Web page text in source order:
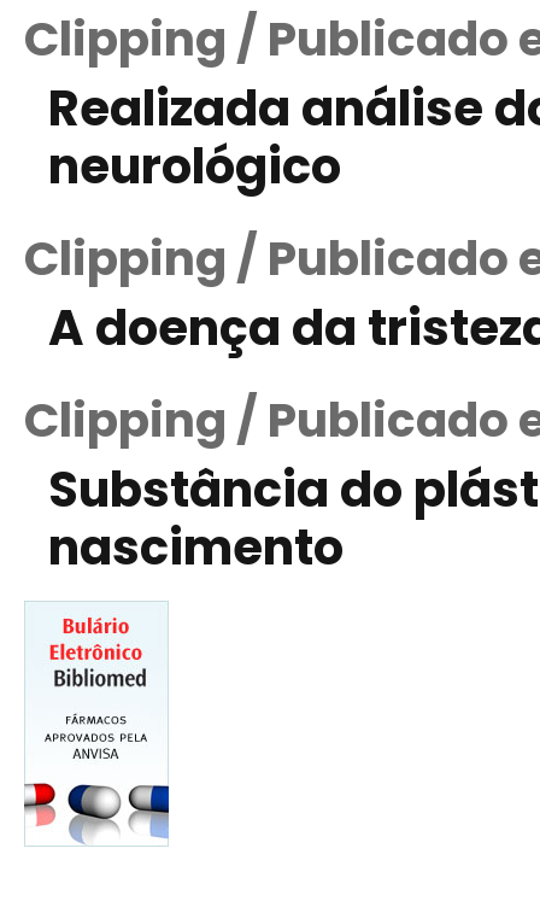
Clipping / Publicado
Realizada análise
neurológico
Clipping / Publicado
A doença da
Clipping / Publicado
Substância do
nascimento